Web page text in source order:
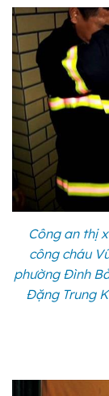
Công an thị
công cháu
phường Đình
Đặng Trung